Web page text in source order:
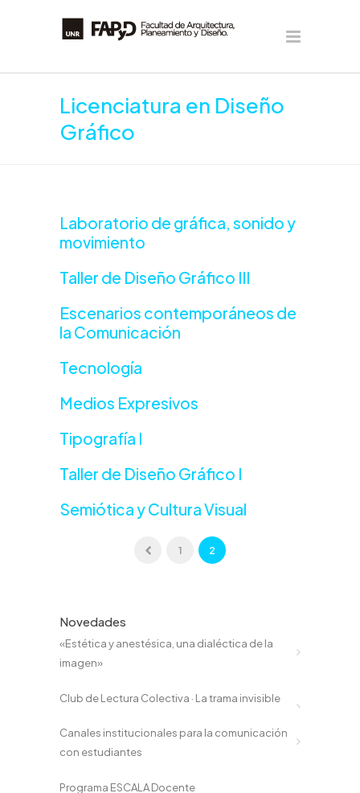
Licenciatura en Diseño
Gráfico
Laboratorio de gráfica, sonido y
movimiento
Taller de Diseño Gráfico III
Escenarios contemporáneos de
la Comunicación
Tecnología
Medios Expresivos
Tipografía I
Taller de Diseño Gráfico I
Semiótica y Cultura Visual
1 2
Novedades
«Estética y anestésica, una dialéctica de la
imagen»
Club de Lectura Colectiva · La trama invisible
Canales institucionales para la comunicación
con estudiantes
Programa ESCALA Docente